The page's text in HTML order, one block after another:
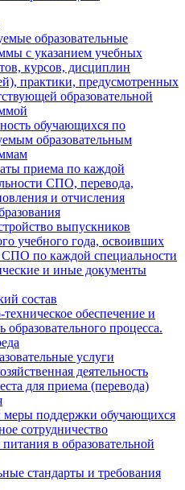
образовательные
с указанием учебных
курсов, дисциплин
практики, предусмотренных
образовательной
обучающихся по
образовательным
приема по каждой
СПО, перевода,
и отчисления
выпускников
учебного года, освоивших
по каждой специальности
и иные документы
состав
обеспечение и
образовательного процесса.
услуги
деятельность
для приема (перевода)
поддержки обучающихся
сотрудничество
в образовательной
стандарты и требования